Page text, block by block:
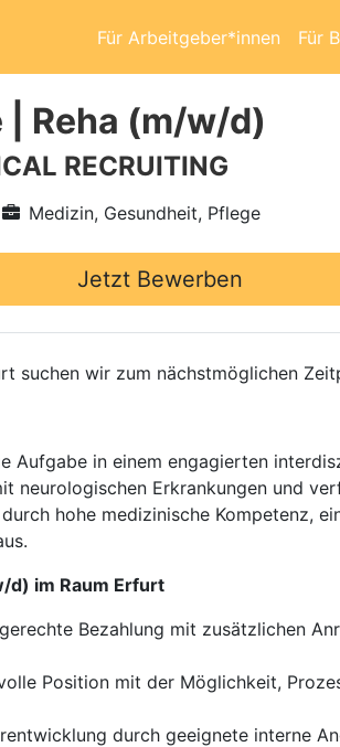
Für Arbeitgeber*innen Für
Reha (m/w/d)
RECRUITING
Medizin, Gesundheit, Pflege
Jetzt Bewerben
suchen wir zum nächstmöglichen
in einem engagierten
neurologischen Erkrankungen und
hohe medizinische Kompetenz,
d) im Raum Erfurt
Bezahlung mit zusätzlichen
Position mit der Möglichkeit,
durch geeignete interne